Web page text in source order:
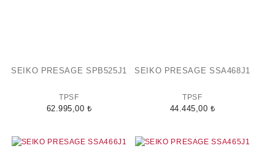
SEIKO PRESAGE SPB525J1
TPSF
62.995,00 ₺
SEIKO PRESAGE SSA468J1
TPSF
44.445,00 ₺